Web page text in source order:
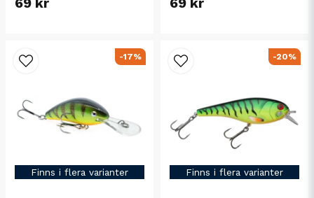
69 kr 69 kr
Finns i flera varianter
-17%
Finns i flera varianter
-20%